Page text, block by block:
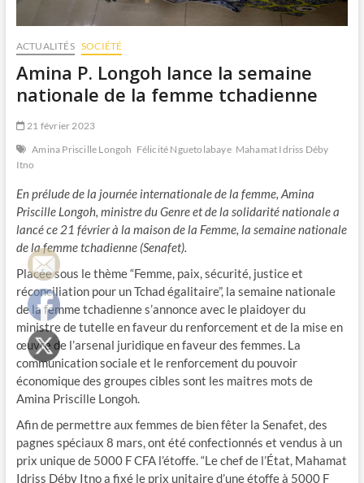
ACTUALITÉS SOCIÉTÉ
Amina P. Longoh lance la semaine
nationale de la femme tchadienne
21 février 2023
Amina Priscille Longoh Félicité Nguetolabaye Mahamat Idriss Déby
Itno
En prélude de la journée internationale de la femme, Amina
Priscille Longoh, ministre du Genre et de la solidarité nationale a
lancé ce 21 février à la maison de la Femme, la semaine nationale
de la femme tchadienne (Senafet).
Placée sous le thème “Femme, paix, sécurité, justice et
réconciliation pour un Tchad égalitaire”, la semaine nationale
de la femme tchadienne s’annonce avec le plaidoyer du
ministre de tutelle en faveur du renforcement et de la mise en
œuvre de l’arsenal juridique en faveur des femmes. La
communication sociale et le renforcement du pouvoir
économique des groupes cibles sont les maitres mots de
Amina Priscille Longoh.
Afin de permettre aux femmes de bien fêter la Senafet, des
pagnes spéciaux 8 mars, ont été confectionnés et vendus à un
prix unique de 5000 F CFA l’étoffe. “Le chef de l’État, Mahamat
Idriss Déby Itno a fixé le prix unitaire d’une étoffe à 5000 F